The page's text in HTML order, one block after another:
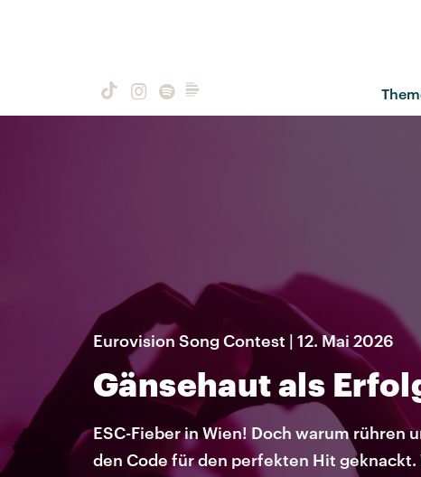
Eurovision Song Contest | 12. Mai 2026
Gänsehaut als
ESC-Fieber in Wien! Doch warum rühren
den Code für den perfekten Hit